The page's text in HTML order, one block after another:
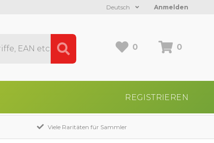
Anmelden
Deutsch
0 0
REGISTRIEREN
Viele Raritäten für Sammler